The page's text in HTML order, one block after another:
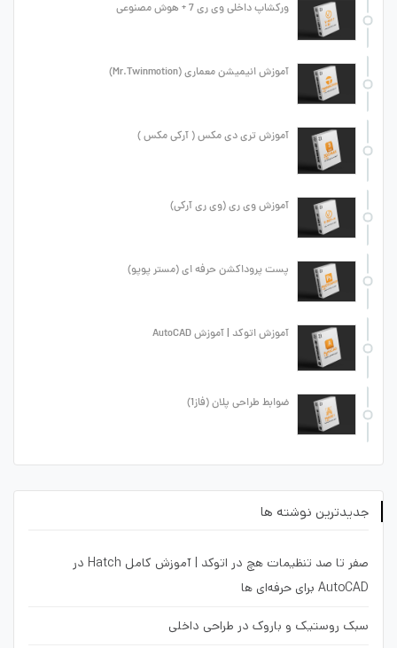
ورکشاپ داخلی وی ری 7 + هوش مصنوعی
آموزش انیمیشن معماری (Mr.Twinmotion)
آموزش تری دی مکس ( آرکی مکس )
آموزش وی ری (وی ری آرکی)
پست پروداکشن حرفه ای (مستر پوپو)
آموزش اتوکد | آموزش AutoCAD
ضوابط طراحی پلان (فاز1)
جدیدترین نوشته ها
صفر تا صد تنظیمات هچ در اتوکد | آموزش کامل Hatch در
AutoCAD برای حرفه‌ای ها
سبک روستیک و باروک در طراحی داخلی